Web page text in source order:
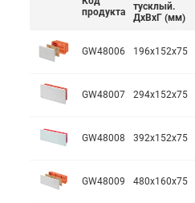
продукта
тусклый.
ДxВxГ (мм)
GW48006 196x152x75
GW48007 294x152x75
GW48008 392x152x75
GW48009 480x160x75